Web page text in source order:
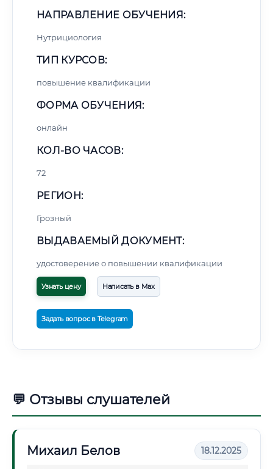
НАПРАВЛЕНИЕ ОБУЧЕНИЯ:
Нутрициология
ТИП КУРСОВ:
повышение квалификации
ФОРМА ОБУЧЕНИЯ:
онлайн
КОЛ-ВО ЧАСОВ:
72
РЕГИОН:
Грозный
ВЫДАВАЕМЫЙ ДОКУМЕНТ:
удостоверение о повышении квалификации
Узнать цену Написать в Max
Задать вопрос в Telegram
💬 Отзывы слушателей
Михаил Белов 18.12.2025